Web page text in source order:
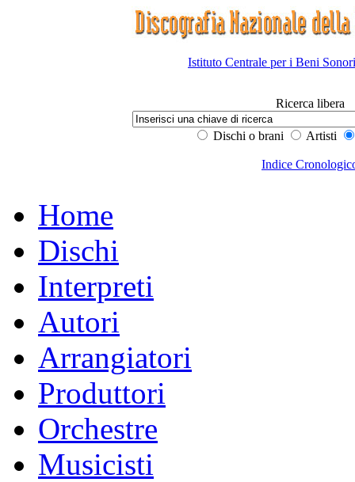
Istituto Centrale per i Beni
Ricerca libera
Dischi o brani Artisti
Indice
Home
Dischi
Interpreti
Autori
Arrangiatori
Produttori
Orchestre
Musicisti